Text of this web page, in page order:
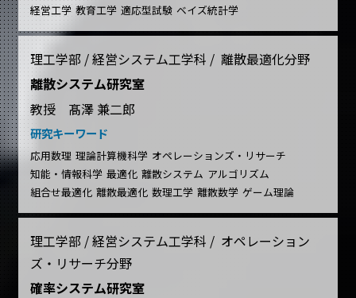
経営工学 教育工学 適応型試験 ベイズ統計学
理工学部 / 経営システム工学科 / 離散最適化分野
離散システム研究室
教授 髙澤 兼二郎
研究キーワード
応用数理 理論計算機科学 オペレーションズ・リサーチ
知能・情報科学 最適化 離散システム アルゴリズム
組合せ最適化 離散最適化 数理工学 離散数学 ゲーム理論
理工学部 / 経営システム工学科 / オペレーション
ズ・リサーチ分野
確率システム研究室